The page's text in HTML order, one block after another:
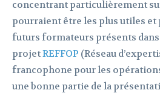
concentrant particulièrement
pourraient être les plus utiles
futurs formateurs présents dans
projetREFFOP (Réseau
francophone pour les
une bonne partie de la